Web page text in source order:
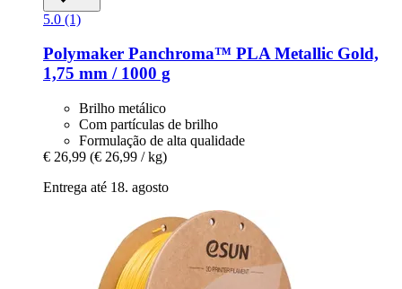
5.0 (1)
Polymaker Panchroma™ PLA Metallic Gold,
1,75 mm / 1000 g
Brilho metálico
Com partículas de brilho
Formulação de alta qualidade
€ 26,99 (€ 26,99 / kg)
Entrega até 18. agosto